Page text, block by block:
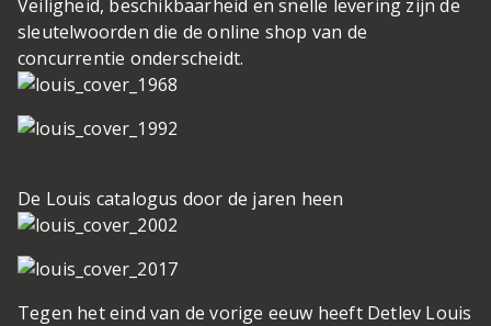
Veiligheid, beschikbaarheid en snelle levering zijn de
sleutelwoorden die de online shop van de
concurrentie onderscheidt.
De Louis catalogus door de jaren heen
Tegen het eind van de vorige eeuw heeft Detlev Louis